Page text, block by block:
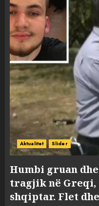
Aktualitet Slider
Humbi gruan
tragjik në
shqiptar. Flet